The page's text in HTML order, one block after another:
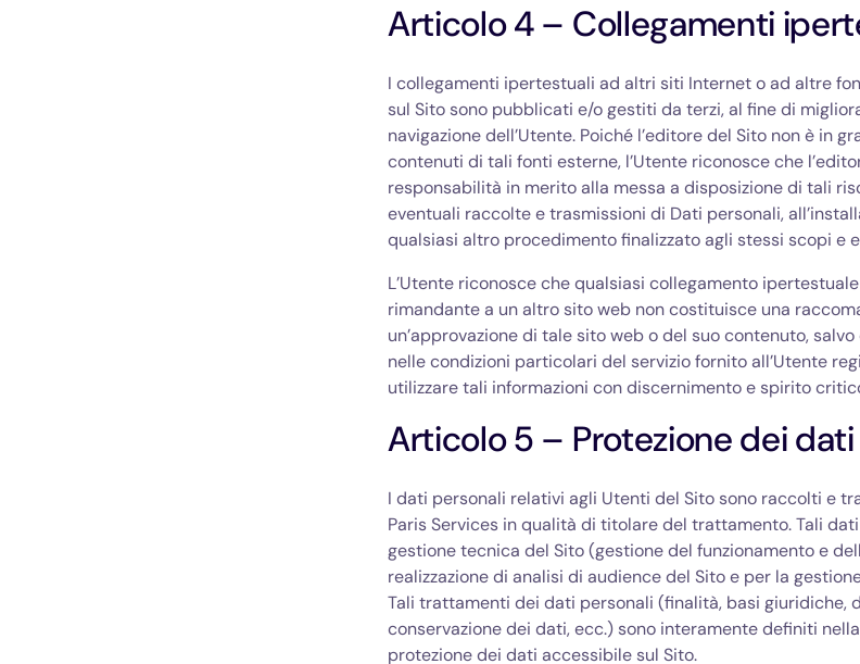
Articolo 4 – Collegamenti
I collegamenti ipertestuali ad altri siti Internet o ad altre
sul Sito sono pubblicati e/o gestiti da terzi, al fine di
navigazione dell’Utente. Poiché l’editore del Sito non è in
contenuti di tali fonti esterne, l’Utente riconosce che
responsabilità in merito alla messa a disposizione di tali
eventuali raccolte e trasmissioni di Dati personali,
qualsiasi altro procedimento finalizzato agli stessi scopi e
L’Utente riconosce che qualsiasi collegamento
rimandante a un altro sito web non costituisce una
un’approvazione di tale sito web o del suo contenuto,
nelle condizioni particolari del servizio fornito all’Utente
utilizzare tali informazioni con discernimento e spirito
Articolo 5 – Protezione dei
I dati personali relativi agli Utenti del Sito sono raccolti e
Paris Services in qualità di titolare del trattamento. Tali
gestione tecnica del Sito (gestione del funzionamento e
realizzazione di analisi di audience del Sito e per la
Tali trattamenti dei dati personali (finalità, basi giuridiche,
conservazione dei dati, ecc.) sono interamente definiti
protezione dei dati accessibile sul Sito.